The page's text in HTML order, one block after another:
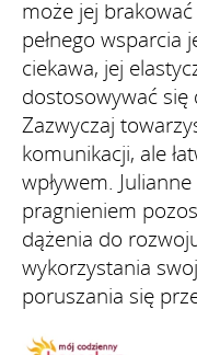
może jej
pełnego wsparcia
ciekawa, jej
dostosowywać się
Zazwyczaj
komunikacji, ale
wpływem.
pragnieniem
dążenia do
wykorzystania
poruszania się